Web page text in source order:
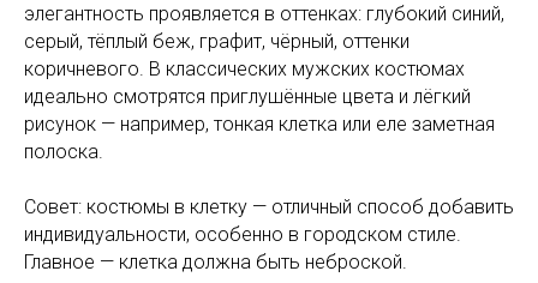
элегантность проявляется в оттенках: глубокий синий,
серый, тёплый беж, графит, чёрный, оттенки
коричневого. В классических мужских костюмах
идеально смотрятся приглушённые цвета и лёгкий
рисунок — например, тонкая клетка или еле заметная
полоска.
Совет: костюмы в клетку — отличный способ добавить
индивидуальности, особенно в городском стиле.
Главное — клетка должна быть неброской.